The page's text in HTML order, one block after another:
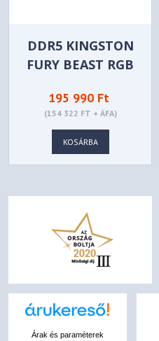
DDR5 KINGSTON
FURY BEAST RGB
XMP) 32GB -
KF556C40BBAK2-32
(KIT 2DB)
195 990 Ft
(154 322 FT + ÁFA)
KOSÁRBA
Árak és paraméterek